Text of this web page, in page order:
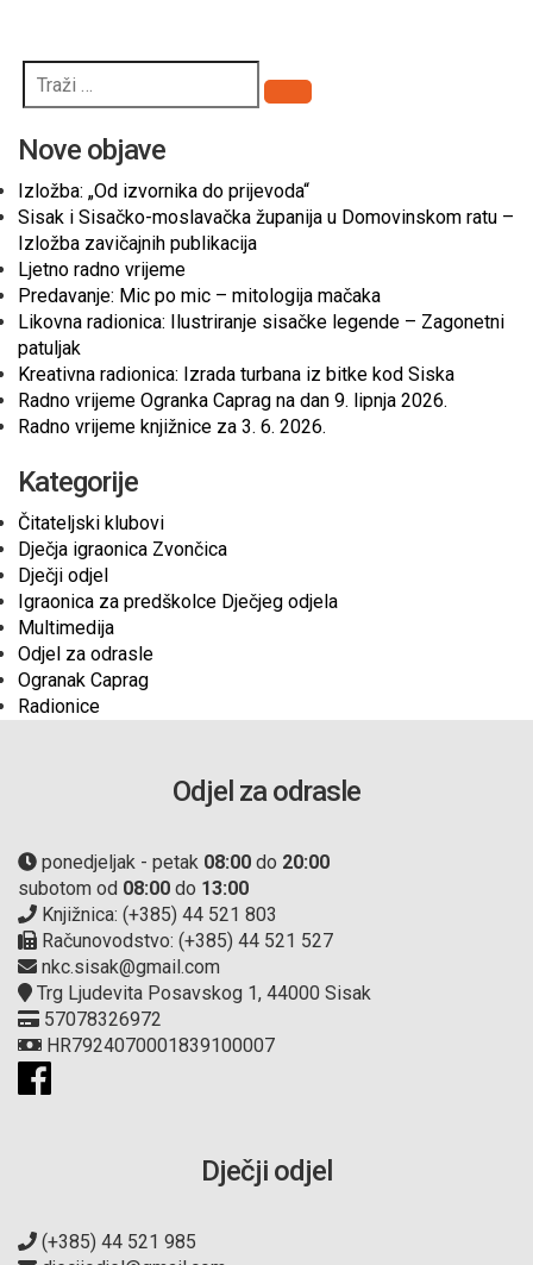
Pretraži
Nove objave
Izložba: „Od izvornika do prijevoda“
Sisak i Sisačko-moslavačka županija u Domovinskom ratu –
Izložba zavičajnih publikacija
Ljetno radno vrijeme
Predavanje: Mic po mic – mitologija mačaka
Likovna radionica: Ilustriranje sisačke legende – Zagonetni
patuljak
Kreativna radionica: Izrada turbana iz bitke kod Siska
Radno vrijeme Ogranka Caprag na dan 9. lipnja 2026.
Radno vrijeme knjižnice za 3. 6. 2026.
Kategorije
Čitateljski klubovi
Dječja igraonica Zvončica
Dječji odjel
Igraonica za predškolce Dječjeg odjela
Multimedija
Odjel za odrasle
Ogranak Caprag
Radionice
Odjel za odrasle
ponedjeljak - petak 08:00 do 20:00
subotom od 08:00 do 13:00
Knjižnica: (+385) 44 521 803
Računovodstvo: (+385) 44 521 527
nkc.sisak@gmail.com
Trg Ljudevita Posavskog 1, 44000 Sisak
57078326972
HR7924070001839100007
Dječji odjel
(+385) 44 521 985